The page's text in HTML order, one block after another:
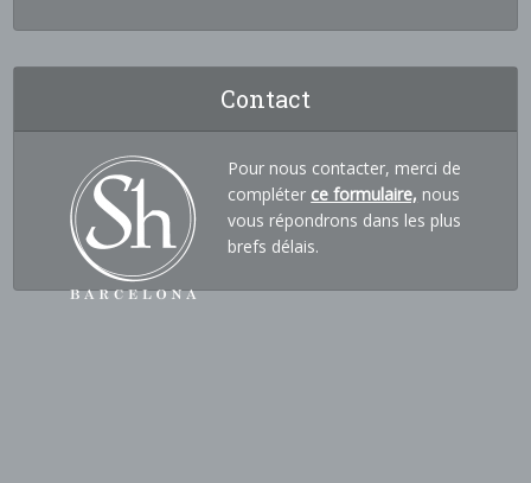
Contact
Pour nous contacter, merci de
compléter ce formulaire, nous
vous répondrons dans les plus
brefs délais.